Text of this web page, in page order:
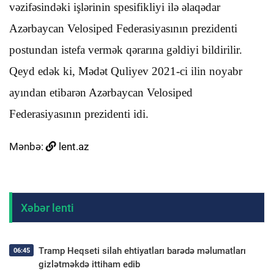
vəzifəsindəki işlərinin spesifikliyi ilə əlaqədar
Azərbaycan Velosiped Federasiyasının prezidenti
postundan istefa vermək qərarına gəldiyi bildirilir.
Qeyd edək ki, Mədət Quliyev 2021-ci ilin noyabr
ayından etibarən Azərbaycan Velosiped
Federasiyasının prezidenti idi.
Mənbə: lent.az
Xəbər lenti
06:45
Tramp Heqseti silah ehtiyatları barədə məlumatları
gizlətməkdə ittiham edib